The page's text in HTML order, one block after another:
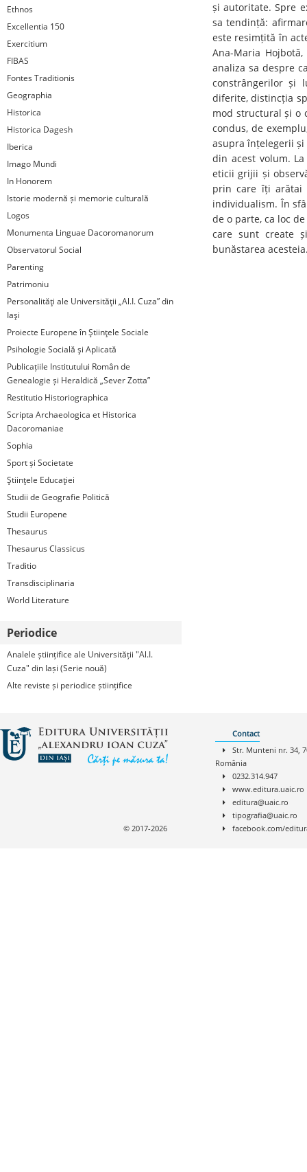
Ethnos
Excellentia 150
Exercitium
FIBAS
Fontes Traditionis
Geographia
Historica
Historica Dagesh
Iberica
Imago Mundi
In Honorem
Istorie modernă și memorie culturală
Logos
Monumenta Linguae Dacoromanorum
Observatorul Social
Parenting
Patrimoniu
Personalităţi ale Universităţii „Al.I. Cuza” din
Iaşi
Proiecte Europene în Ştiinţele Sociale
Psihologie Socială şi Aplicată
Publicațiile Institutului Român de
Genealogie și Heraldică „Sever Zotta”
Restitutio Historiographica
Scripta Archaeologica et Historica
Dacoromaniae
Sophia
Sport și Societate
Ştiinţele Educaţiei
Studii de Geografie Politică
Studii Europene
Thesaurus
Thesaurus Classicus
Traditio
Transdisciplinaria
World Literature
Periodice
Analele științifice ale Universității "Al.I.
Cuza" din Iași (Serie nouă)
Alte reviste și periodice științifice
și autoritate. Spre
sa tendință:
este resimțită în
Ana-Maria
analiza sa despre
constrângerilor și
diferite, distincția
mod structural și o
condus, de
asupra înțelegerii
din acest volum.
eticii grijii și
prin care îți arătai
individualism. În
de o parte, ca loc
care sunt create
bunăstarea
Contact
Str. Munteni nr. 34,
România
0232.314.947
www.editura.uaic.ro
editura@uaic.ro
tipografia@uaic.ro
facebook.com/
© 2017-2026